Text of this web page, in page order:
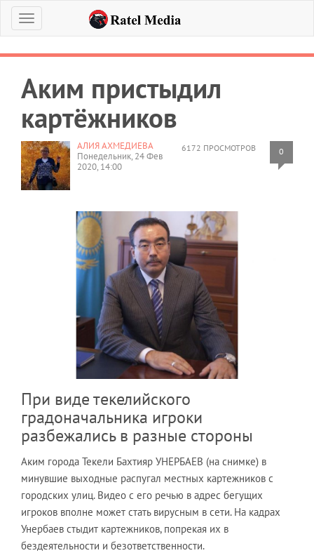
Меню
Аким пристыдил
картёжников
6172 ПРОСМОТРОВ 0
АЛИЯ АХМЕДИЕВА
Понедельник, 24 Фев
2020, 14:00
При виде текелийского
градоначальника игроки
разбежались в разные стороны
Аким города Текели Бахтияр УНЕРБАЕВ (на снимке) в
минувшие выходные распугал местных картежников с
городских улиц. Видео с его речью в адрес бегущих
игроков вполне может стать вирусным в сети. На кадрах
Унербаев стыдит картежников, попрекая их в
бездеятельности и безответственности.